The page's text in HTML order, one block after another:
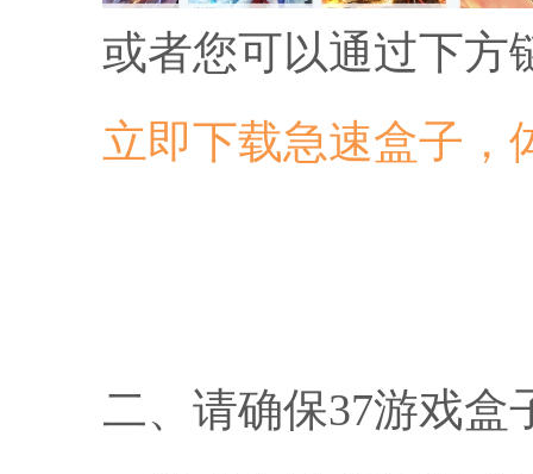
或者您可以通过下方
立即下载急速盒子，
二、请确保37游戏盒